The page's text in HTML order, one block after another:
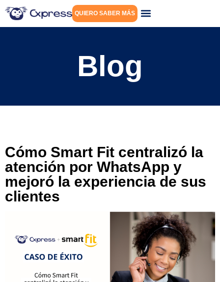
QUIERO SABER MÁS
Blog
Cómo Smart Fit centralizó la
atención por WhatsApp y
mejoró la experiencia de sus
clientes